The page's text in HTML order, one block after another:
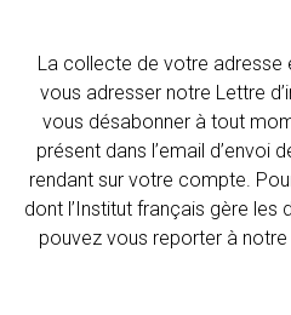
La collecte de votre adresse
vous adresser notre Lettre
vous désabonner à tout
présent dans l’email d’envoi
rendant sur votre compte.
dont l’Institut français gère les
pouvez vous reporter à